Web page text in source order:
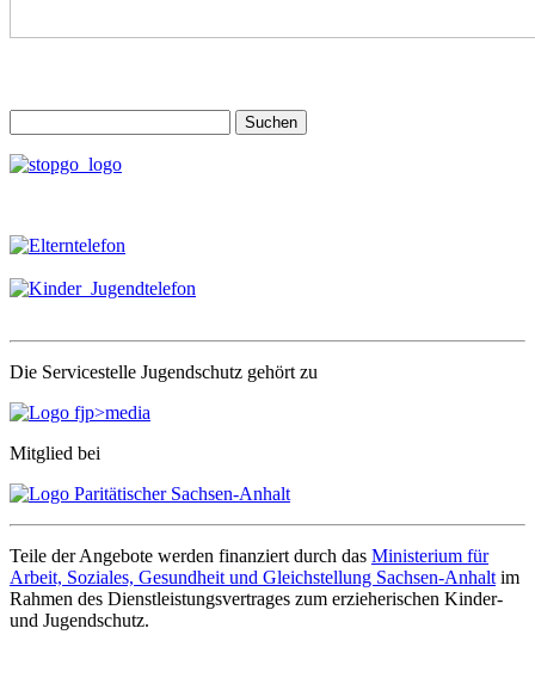
nach:
Die Servicestelle Jugendschutz gehört zu
Mitglied bei
Teile der Angebote werden finanziert durch das Ministerium für
Arbeit, Soziales, Gesundheit und Gleichstellung Sachsen-Anhalt im
Rahmen des Dienstleistungsvertrages zum erzieherischen Kinder-
und Jugendschutz.